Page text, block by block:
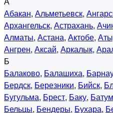
Абакан, Альметьевск,
Архангельск, Астрахань,
Алматы, Астана, Актобе,
Ангрен, Аксай, Аркалык,
Б
Балаково, Балашиха,
Бердск, Березники, Бийск,
Бугульма, Брест, Баку,
Бельцы, Бендеры, Бухара,